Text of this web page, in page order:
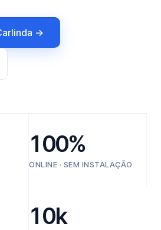
→
100%
ONLINE · SEM INSTALAÇÃO
10k